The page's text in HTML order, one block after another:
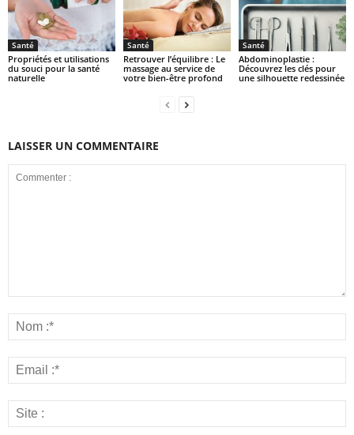
Santé
Propriétés et utilisations
du souci pour la santé
naturelle
Santé
Retrouver l’équilibre : Le
massage au service de
votre bien-être profond
Santé
Abdominoplastie :
Découvrez les clés pour
une silhouette redessinée
LAISSER UN COMMENTAIRE